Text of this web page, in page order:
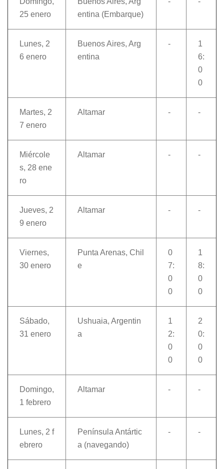
25 enero
entina (Embarque)
Lunes, 2
6 enero
Buenos Aires, Arg
entina
-
1
6:
0
0
Martes, 2
7 enero
Altamar - -
Miércole
s, 28 ene
ro
Altamar - -
Jueves, 2
9 enero
Altamar - -
Viernes,
30 enero
Punta Arenas, Chil
e
0
7:
0
0
1
8:
0
0
Sábado,
31 enero
Ushuaia, Argentin
a
1
2:
0
0
2
0:
0
0
Domingo,
1 febrero
Altamar - -
Lunes, 2 f
ebrero
Península Antártic
a (navegando)
- -